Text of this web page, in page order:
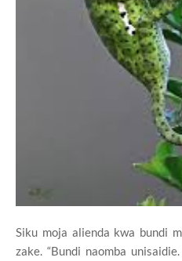
Siku moja alienda kwa bundi
zake. “Bundi naomba